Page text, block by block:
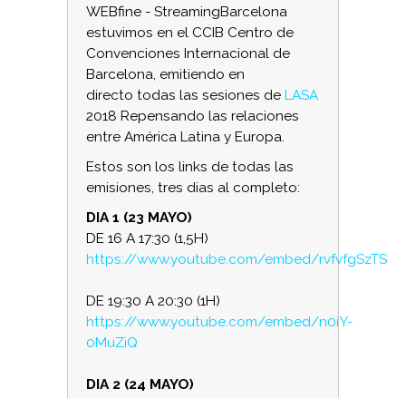
WEBfine - StreamingBarcelona
estuvimos en el CCIB Centro de
Convenciones Internacional de
Barcelona, emitiendo en
directo todas las sesiones de LASA
2018 Repensando las relaciones
entre América Latina y Europa.
Estos son los links de todas las
emisiones, tres dias al completo:
DIA 1 (23 MAYO)
DE 16 A 17:30 (1,5H)
https://www.youtube.com/embed/rvfvfgSzTSE
DE 19:30 A 20:30 (1H)
https://www.youtube.com/embed/n0iY-
0MuZiQ
DIA 2 (24 MAYO)